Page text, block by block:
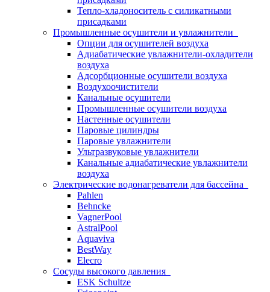
Тепло-хладоноситель с силикатными
присадками
Промышленные осушители и увлажнители
Опции для осушителей воздуха
Адиабатические увлажнители-охладители
воздуха
Адсорбционные осушители воздуха
Воздухоочистители
Канальные осушители
Промышленные осушители воздуха
Настенные осушители
Паровые цилиндры
Паровые увлажнители
Ультразвуковые увлажнители
Канальные адиабатические увлажнители
воздуха
Электрические водонагреватели для бассейна
Pahlen
Behncke
VagnerPool
AstralPool
Aquaviva
BestWay
Elecro
Сосуды высокого давления
ESK Schultze